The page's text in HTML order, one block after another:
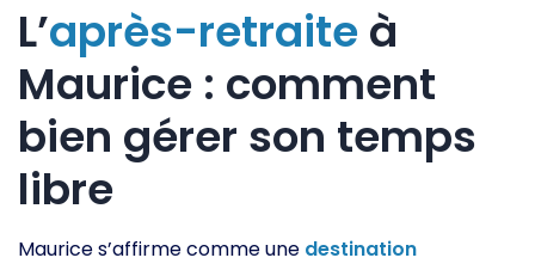
L’après-retraiteà
Maurice : comment
bien gérer son temps
libre
Maurice s’affirme comme une destination